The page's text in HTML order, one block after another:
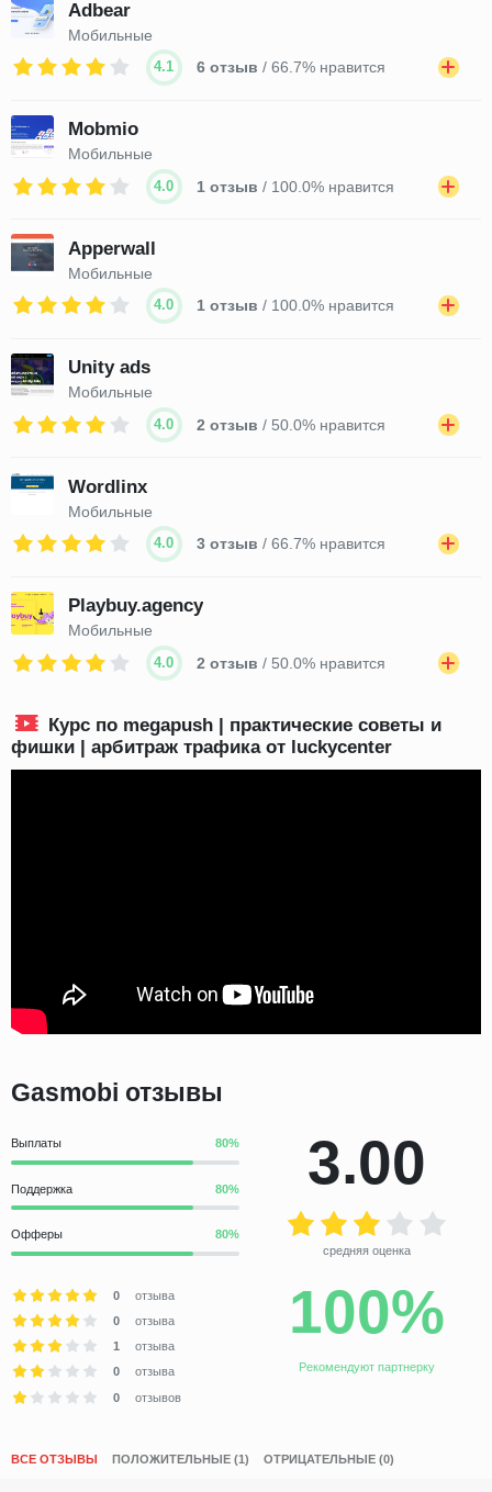
Adbear
Мобильные
4.1 6 отзыв / 66.7% нравится
Mobmio
Мобильные
4.0 1 отзыв / 100.0% нравится
Apperwall
Мобильные
4.0 1 отзыв / 100.0% нравится
Unity ads
Мобильные
4.0 2 отзыв / 50.0% нравится
Wordlinx
Мобильные
4.0 3 отзыв / 66.7% нравится
Playbuy.agency
Мобильные
4.0 2 отзыв / 50.0% нравится
Курс по megapush | практические советы и
фишки | арбитраж трафика от luckycenter
Gasmobi отзывы
Выплаты
Поддержка
Офферы
3.00
средняя оценка
0
отзыва
0
отзыва
1
отзыва
0
отзыва
0
отзывов
100%
Рекомендуют партнерку
ВСЕ ОТЗЫВЫ ПОЛОЖИТЕЛЬНЫЕ (1) ОТРИЦАТЕЛЬНЫЕ (0)